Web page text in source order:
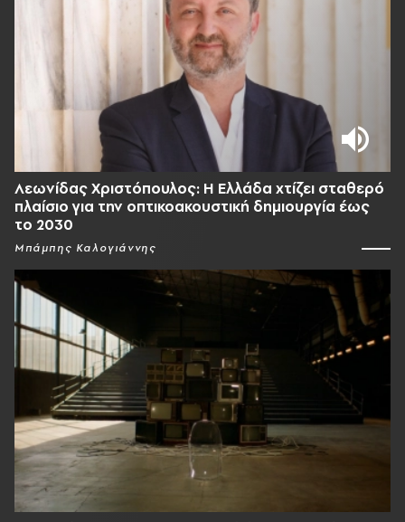
Λεωνίδας Χριστόπουλος: Η Ελλάδα χτίζει σταθερό
πλαίσιο για την οπτικοακουστική δημιουργία έως
το 2030
Μπάμπης Καλογιάννης